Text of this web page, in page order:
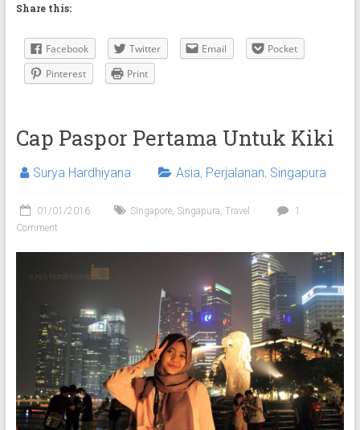
Share this:
Facebook Twitter Email
Pocket
Pinterest
Print
Cap Paspor Pertama Untuk Kiki
Surya Hardhiyana Asia, Perjalanan, Singapura
01/01/2016 SIngapore, Singapura, Travel
1
Comment